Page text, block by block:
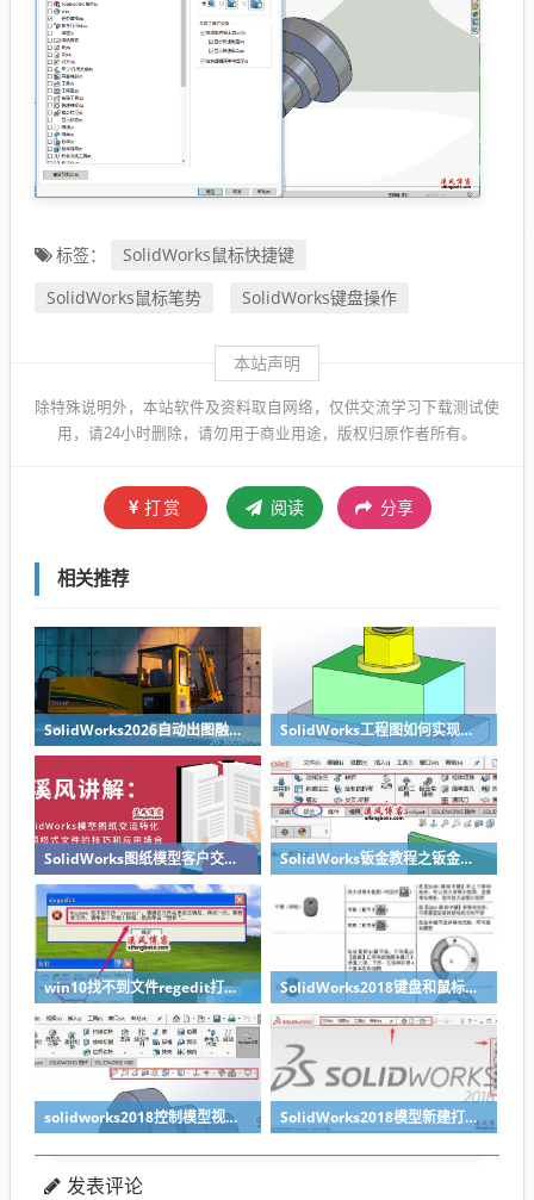
标签：
SolidWorks鼠标快捷键
SolidWorks鼠标笔势
SolidWorks键盘操作
本站声明
除特殊说明外，本站软件及资料取自网络，仅供交流学习下载测试使
用，请24小时删除，请勿用于商业用途，版权归原作者所有。
打赏 阅读 分享
相关推荐
SolidWorks2026自动出图融入AI SolidWorks工程图如何实现螺栓螺母标准件不剖切？其实方法很简单
SolidWorks图纸模型客户交流导出什么格式最好？-溪风整理 SolidWorks钣金教程之钣金工具栏的显示
win10找不到文件regedit打不开注册表的解决办法 SolidWorks2018键盘和鼠标操作技巧
solidworks2018控制模型视图操作教程 SolidWorks2018模型新建打开保存操作教程
发表评论